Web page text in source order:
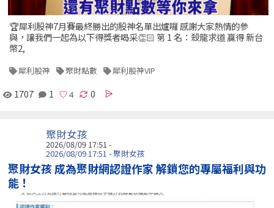
🏆犀利股神7月賽最終勝出的股神名單出爐囉 感謝大家熱情的參
與，讓我們一起為以下得獎者喝采👏🏻 第 1 名：殺龍求道 贏得 新台
幣2,
犀利股神 聚財點數 犀利股神VIP
1707 1 0
聚財女孩
2026/08/09 17:51 -
2026/08/09 17:51 - 聚財女孩
聚財女孩 成為聚財網認證作家 解鎖您的專屬福利與功
能！